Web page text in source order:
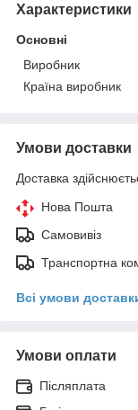
Характеристики
Основні
Виробник
Країна виробник
Умови доставки
Доставка
Нова Пошта
Самовивіз
Транспортна
Всі умови
Умови оплати
Післяплата